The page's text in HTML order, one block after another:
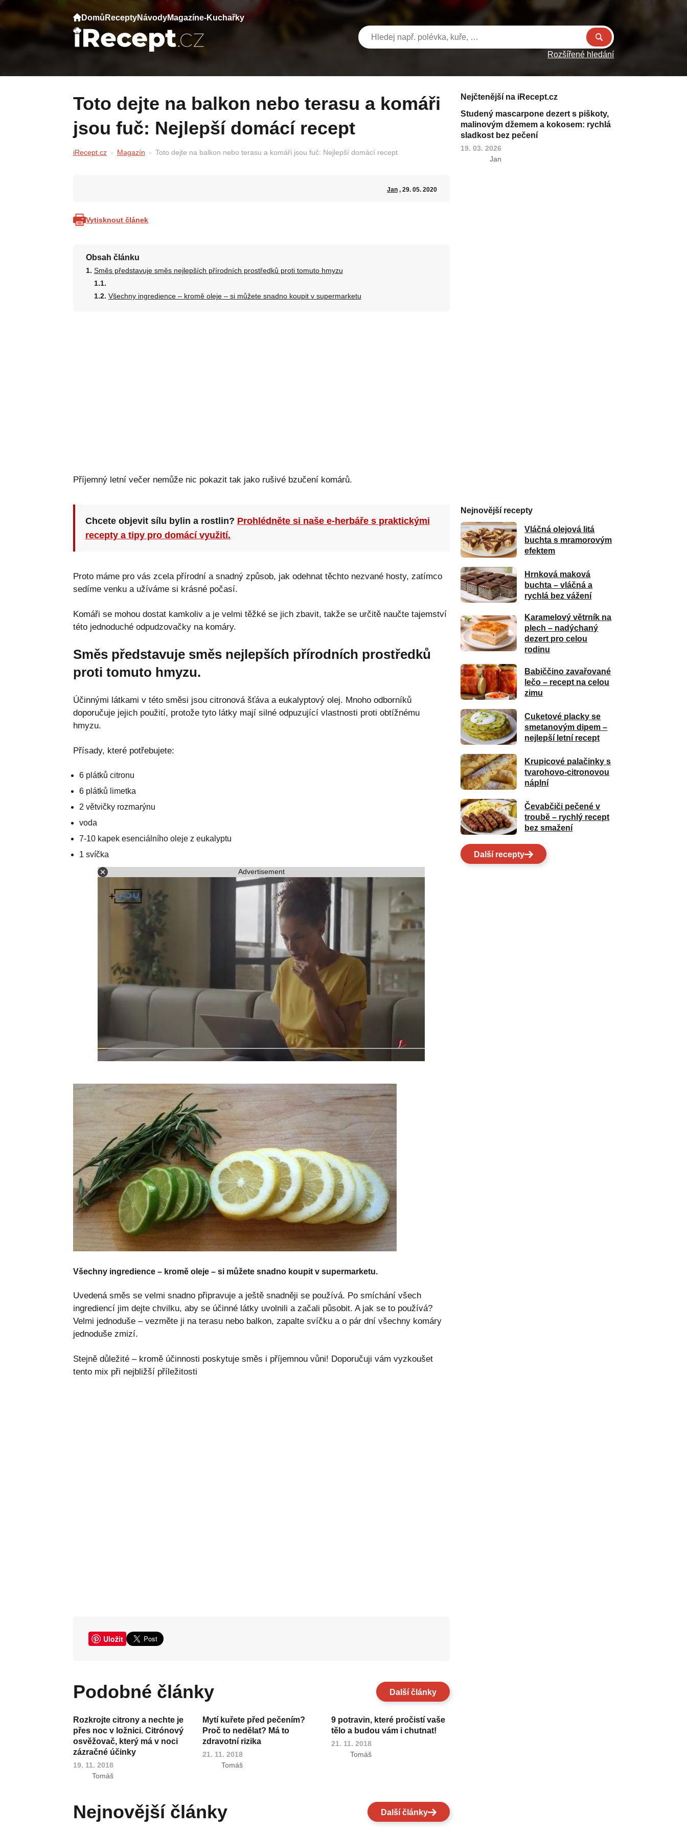
Domů ReceptyNávodyMagazíne-Kuchařky
Rozšířené hledání
Toto dejte na balkon nebo terasu a komáři
jsou fuč: Nejlepší domácí recept
iRecept.cz Magazín Toto dejte na balkon nebo terasu a komáři jsou fuč: Nejlepší domácí recept
Jan, 29. 05. 2020
Vytisknout článek
Obsah článku
Směs představuje směs nejlepších přírodních prostředků proti tomuto hmyzu
Všechny ingredience – kromě oleje – si můžete snadno koupit v supermarketu
Příjemný letní večer nemůže nic pokazit tak jako rušivé bzučení komárů.
Chcete objevit sílu bylin a rostlin? Prohlédněte si naše e-herbáře s praktickými
recepty a tipy pro domácí využití.
Proto máme pro vás zcela přírodní a snadný způsob, jak odehnat těchto nezvané hosty, zatímco
sedíme venku a užíváme si krásné počasí.
Komáři se mohou dostat kamkoliv a je velmi těžké se jich zbavit, takže se určitě naučte tajemství
této jednoduché odpudzovačky na komáry.
Směs představuje směs nejlepších přírodních prostředků
proti tomuto hmyzu.
Účinnými látkami v této směsi jsou citronová šťáva a eukalyptový olej. Mnoho odborníků
doporučuje jejich použití, protože tyto látky mají silné odpuzující vlastnosti proti obtížnému
hmyzu.
Přísady, které potřebujete:
6 plátků citronu
6 plátků limetka
2 větvičky rozmarýnu
voda
7-10 kapek esenciálního oleje z eukalyptu
1 svíčka
Advertisement
Všechny ingredience – kromě oleje – si můžete snadno koupit v supermarketu.
Uvedená směs se velmi snadno připravuje a ještě snadněji se používá. Po smíchání všech
ingrediencí jim dejte chvilku, aby se účinné látky uvolnili a začali působit. A jak se to používá?
Velmi jednoduše – vezměte ji na terasu nebo balkon, zapalte svíčku a o pár dní všechny komáry
jednoduše zmizí.
Stejně důležité – kromě účinnosti poskytuje směs i příjemnou vůni! Doporučuji vám vyzkoušet
tento mix při nejbližší příležitosti
Uložit
Podobné články Další články
Rozkrojte citrony a nechte je
přes noc v ložnici. Citrónový
osvěžovač, který má v noci
zázračné účinky
19. 11. 2018
Tomáš
Mytí kuřete před pečením?
Proč to nedělat? Má to
zdravotní rizika
21. 11. 2018
Tomáš
9 potravin, které pročistí vaše
tělo a budou vám i chutnat!
21. 11. 2018
Tomáš
Nejnovější články Další články
Nejčtenější na iRecept.cz
Studený mascarpone dezert s piškoty,
malinovým džemem a kokosem: rychlá
sladkost bez pečení
19. 03. 2026
Jan
Nejnovější recepty
Vláčná olejová litá
buchta s mramorovým
efektem
Hrnková maková
buchta – vláčná a
rychlá bez vážení
Karamelový větrník na
plech – nadýchaný
dezert pro celou
rodinu
Babiččino zavařované
lečo – recept na celou
zimu
Cuketové placky se
smetanovým dipem –
nejlepší letní recept
Krupicové palačinky s
tvarohovo-citronovou
náplní
Čevabčiči pečené v
troubě – rychlý recept
bez smažení
Další recepty